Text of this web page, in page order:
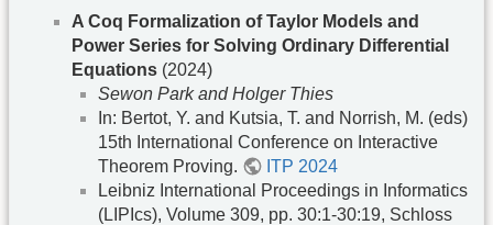
A Coq Formalization of Taylor Models and
Power Series for Solving Ordinary Differential
Equations (2024)
Sewon Park and Holger Thies
In: Bertot, Y. and Kutsia, T. and Norrish, M. (eds)
15th International Conference on Interactive
Theorem Proving.
ITP 2024
Leibniz International Proceedings in Informatics
(LIPIcs), Volume 309, pp. 30:1-30:19, Schloss